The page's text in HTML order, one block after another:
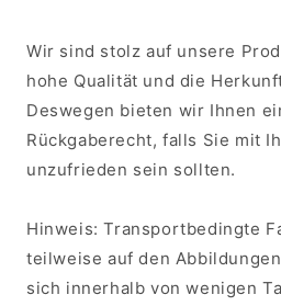
Wir sind stolz auf unsere
hohe Qualität und die
Deswegen bieten wir Ihnen
Rückgaberecht, falls Sie mit
unzufrieden sein sollten.
Hinweis: Transportbedingte
teilweise auf den
sich innerhalb von wenigen